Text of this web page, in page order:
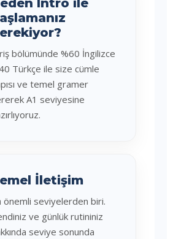
Intro ile
bölümünde %60 İngilizce
Türkçe ile size cümle
ve temel gramer
A1 seviyesine
İletişim
önemli seviyelerden biri.
ve günlük rutininiz
seviye sonunda